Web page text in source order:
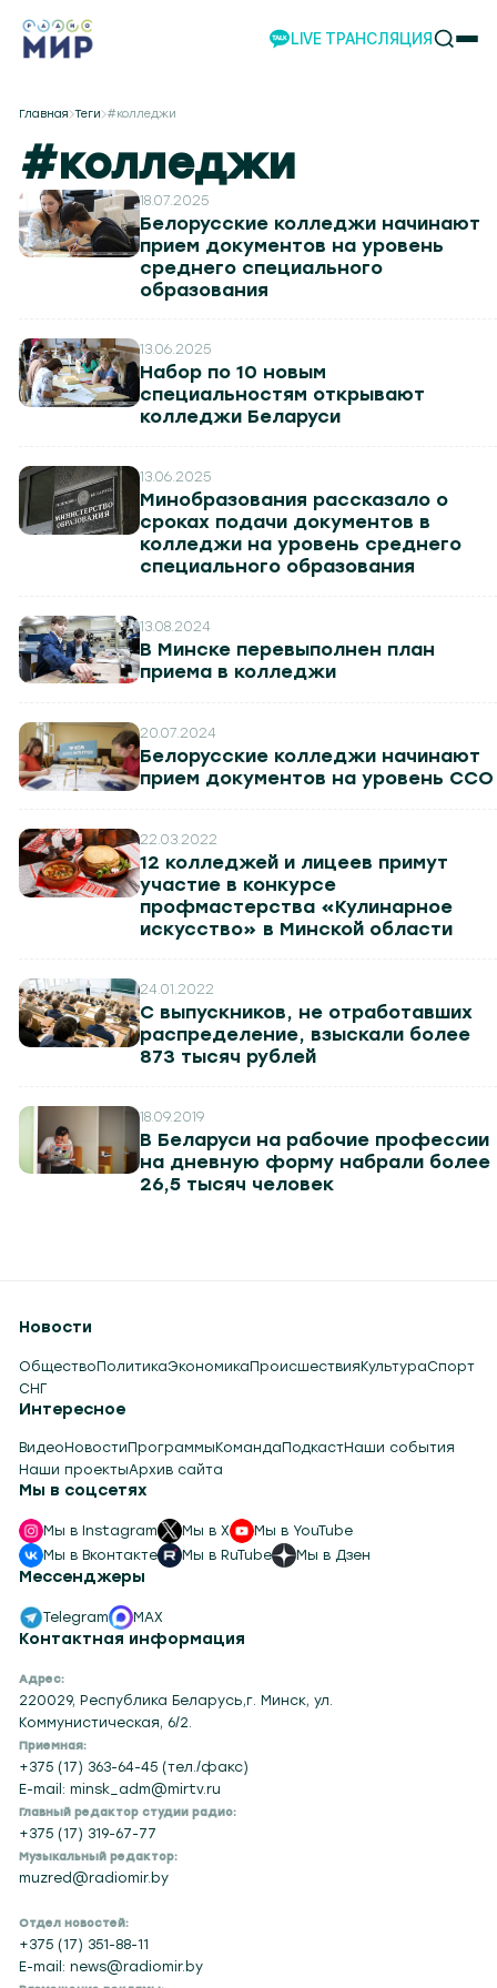
LIVE ТРАНСЛЯЦИЯ
ПРОГРАММЫ
НАШИ СОБЫТИЯ
КОМАНДА
РЕКЛАМА
ТЕЛЕСТУДИЯ
НАШЕ ПРИЛОЖЕНИЕ
Могилев 107.8Гомель 101.7
Главная Теги #колледжи
#колледжи
18.07.2025
Белорусские колледжи начинают
прием документов на уровень
среднего специального
образования
13.06.2025
Набор по 10 новым
специальностям открывают
колледжи Беларуси
13.06.2025
Минобразования рассказало о
сроках подачи документов в
колледжи на уровень среднего
специального образования
13.08.2024
В Минске перевыполнен план
приема в колледжи
20.07.2024
Белорусские колледжи начинают
прием документов на уровень ССО
22.03.2022
12 колледжей и лицеев примут
участие в конкурсе
профмастерства «Кулинарное
искусство» в Минской области
24.01.2022
С выпускников, не отработавших
распределение, взыскали более
873 тысяч рублей
18.09.2019
В Беларуси на рабочие профессии
на дневную форму набрали более
26,5 тысяч человек
Контактная информация
Адрес:
220029, Республика Беларусь,г. Минск, ул.
Коммунистическая, 6/2.
Приемная:
+375 (17) 363-64-45 (тел./факс)
E-mail: minsk_adm@mirtv.ru
Главный редактор студии радио:
+375 (17) 319-67-77
Музыкальный редактор:
muzred@radiomir.by
Отдел новостей:
+375 (17) 351-88-11
E-mail: news@radiomir.by
Новости
ОбществоПолитикаЭкономикаПроисшествияКультураСпорт
СНГ
Интересное
ВидеоНовостиПрограммыКомандаПодкастНаши события
Наши проектыАрхив сайта
Мы в соцсетях
Мы в Instagram Мы в X
Мы в YouTube
Мы в Вконтакте
Мы в RuTube Мы в Дзен
Мессенджеры
Telegram MAX